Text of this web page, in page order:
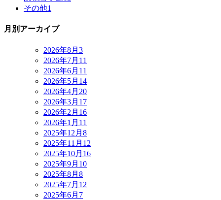
その他1
月別アーカイブ
2026年8月 3
2026年7月 11
2026年6月 11
2026年5月 14
2026年4月 20
2026年3月 17
2026年2月 16
2026年1月 11
2025年12月 8
2025年11月 12
2025年10月 16
2025年9月 10
2025年8月 8
2025年7月 12
2025年6月 7